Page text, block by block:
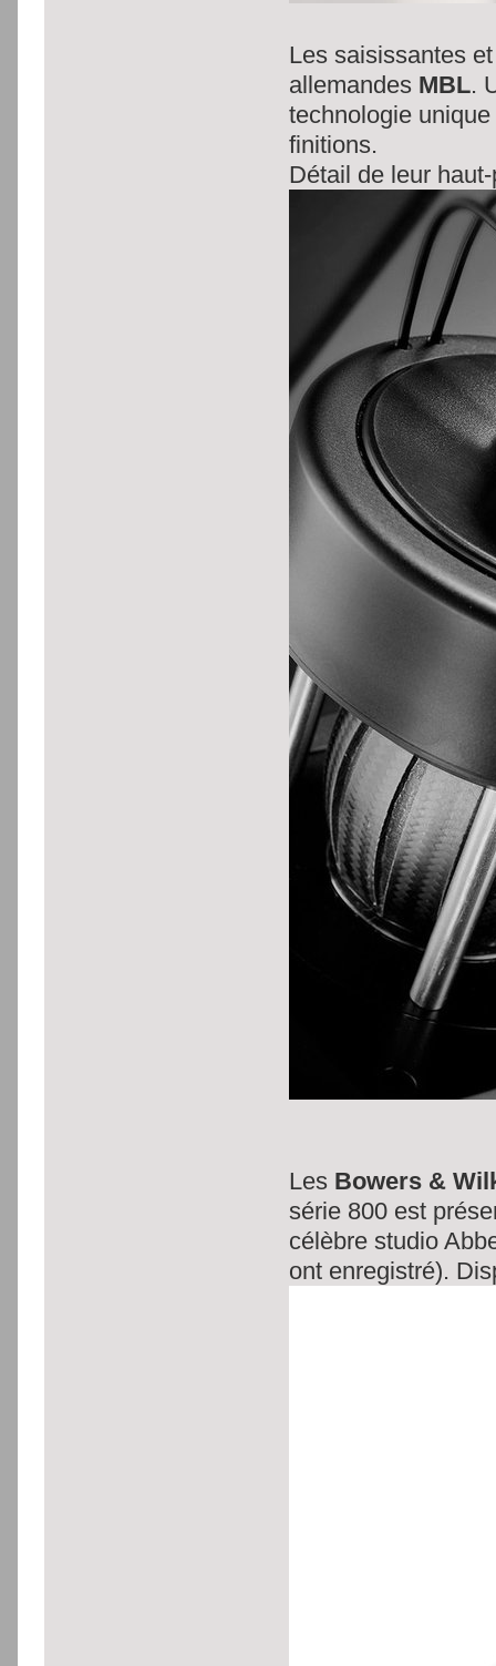
Les saisissantes
allemandes MBL.
technologie
finitions.
Détail de leur
Les Bowers &
série 800 est
célèbre studio
ont enregistré).